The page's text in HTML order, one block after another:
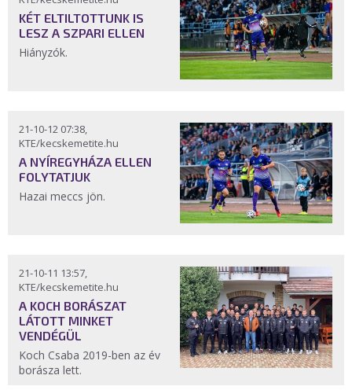
KÉT ELTILTOTTUNK IS
LESZ A SZPARI ELLEN
Hiányzók.
21-10-12 07:38,
KTE/kecskemetite.hu
A NYÍREGYHÁZA ELLEN
FOLYTATJUK
Hazai meccs jön.
21-10-11 13:57,
KTE/kecskemetite.hu
A KOCH BORÁSZAT
LÁTOTT MINKET
VENDÉGÜL
Koch Csaba 2019-ben az év
borásza lett.